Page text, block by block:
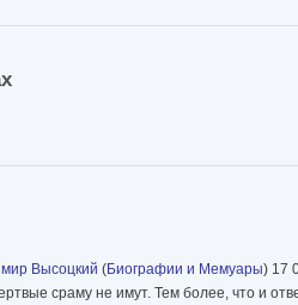
Высоцкий (Биографии и Мемуары) 17
сраму не имут. Тем более, что и